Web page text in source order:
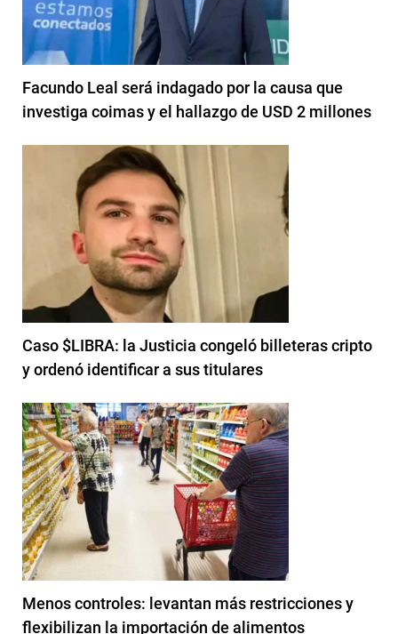
Facundo Leal será indagado por la causa que
investiga coimas y el hallazgo de USD 2 millones
Caso $LIBRA: la Justicia congeló billeteras cripto
y ordenó identificar a sus titulares
Menos controles: levantan más restricciones y
flexibilizan la importación de alimentos